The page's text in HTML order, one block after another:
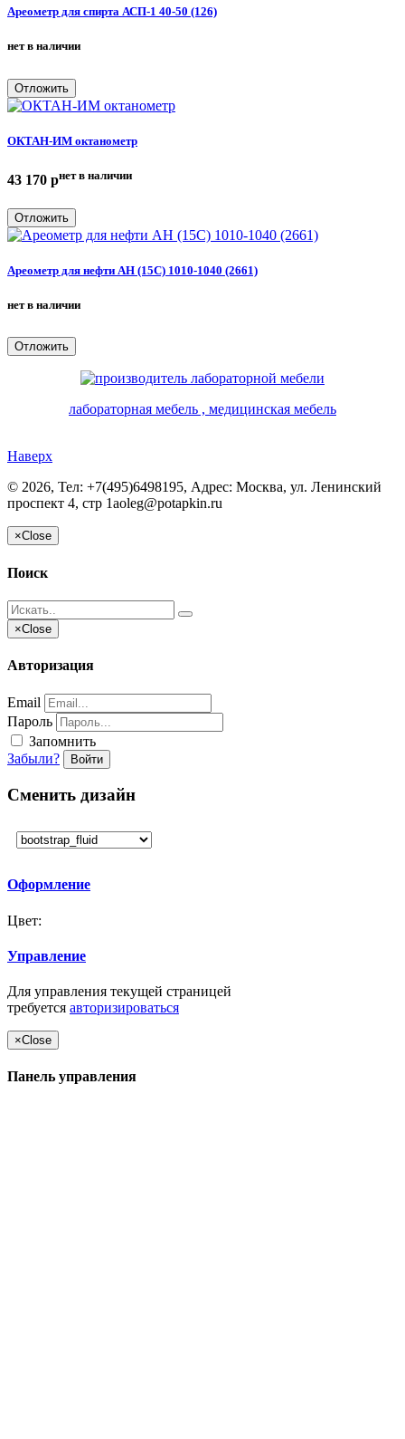
Ареометр для спирта АСП-1 40-50 (126)
нет в наличии
Отложить
ОКТАН-ИМ октанометр
43 170 pнет в наличии
Отложить
Ареометр для нефти АН (15С) 1010-1040 (2661)
нет в наличии
Отложить
лабораторная мебель , медицинская мебель
Наверх
© 2026, Тел: +7(495)6498195, Адрес: Москва, ул. Ленинский
проспект 4, стр 1аoleg@potapkin.ru
×Close
Поиск
×Close
Авторизация
Email
Пароль
Запомнить
Забыли?
Войти
Сменить дизайн
Оформление
Цвет:
Управление
Для управления текущей страницей
требуется авторизироваться
×Close
Панель управления